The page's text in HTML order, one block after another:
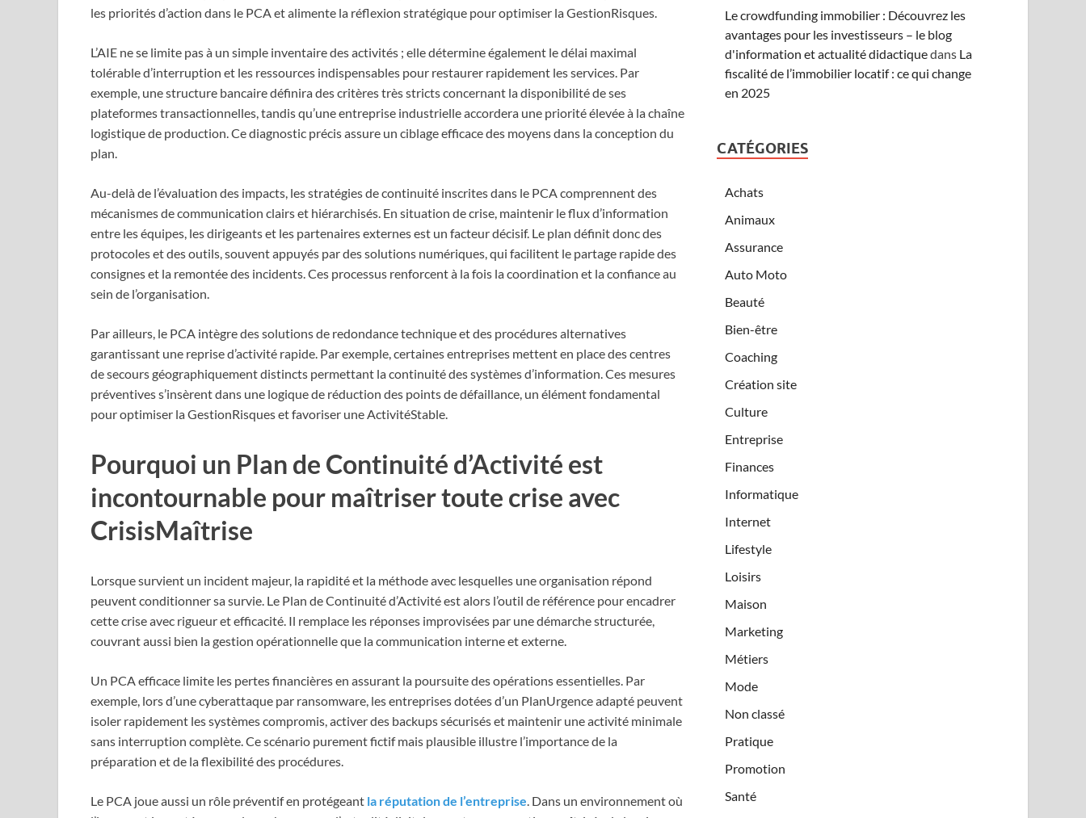
les priorités d’action dans le PCA et alimente la réflexion stratégique pour optimiser la GestionRisques.
L’AIE ne se limite pas à un simple inventaire des activités ; elle détermine également le délai maximal
tolérable d’interruption et les ressources indispensables pour restaurer rapidement les services. Par
exemple, une structure bancaire définira des critères très stricts concernant la disponibilité de ses
plateformes transactionnelles, tandis qu’une entreprise industrielle accordera une priorité élevée à la chaîne
logistique de production. Ce diagnostic précis assure un ciblage efficace des moyens dans la conception du
plan.
Au-delà de l’évaluation des impacts, les stratégies de continuité inscrites dans le PCA comprennent des
mécanismes de communication clairs et hiérarchisés. En situation de crise, maintenir le flux d’information
entre les équipes, les dirigeants et les partenaires externes est un facteur décisif. Le plan définit donc des
protocoles et des outils, souvent appuyés par des solutions numériques, qui facilitent le partage rapide des
consignes et la remontée des incidents. Ces processus renforcent à la fois la coordination et la confiance au
sein de l’organisation.
Par ailleurs, le PCA intègre des solutions de redondance technique et des procédures alternatives
garantissant une reprise d’activité rapide. Par exemple, certaines entreprises mettent en place des centres
de secours géographiquement distincts permettant la continuité des systèmes d’information. Ces mesures
préventives s’insèrent dans une logique de réduction des points de défaillance, un élément fondamental
pour optimiser la GestionRisques et favoriser une ActivitéStable.
Pourquoi un Plan de Continuité d’Activité est
incontournable pour maîtriser toute crise avec
CrisisMaîtrise
Lorsque survient un incident majeur, la rapidité et la méthode avec lesquelles une organisation répond
peuvent conditionner sa survie. Le Plan de Continuité d’Activité est alors l’outil de référence pour encadrer
cette crise avec rigueur et efficacité. Il remplace les réponses improvisées par une démarche structurée,
couvrant aussi bien la gestion opérationnelle que la communication interne et externe.
Un PCA efficace limite les pertes financières en assurant la poursuite des opérations essentielles. Par
exemple, lors d’une cyberattaque par ransomware, les entreprises dotées d’un PlanUrgence adapté peuvent
isoler rapidement les systèmes compromis, activer des backups sécurisés et maintenir une activité minimale
sans interruption complète. Ce scénario purement fictif mais plausible illustre l’importance de la
préparation et de la flexibilité des procédures.
Le PCA joue aussi un rôle préventif en protégeant la réputation de l’entreprise . Dans un environnement où
Le crowdfunding immobilier : Découvrez les
avantages pour les investisseurs – le blog
d'information et actualité didactiquedans La
fiscalité de l’immobilier locatif : ce qui change
en 2025
CATÉGORIES
Achats
Animaux
Assurance
Auto Moto
Beauté
Bien-être
Coaching
Création site
Culture
Entreprise
Finances
Informatique
Internet
Lifestyle
Loisirs
Maison
Marketing
Métiers
Mode
Non classé
Pratique
Promotion
Santé